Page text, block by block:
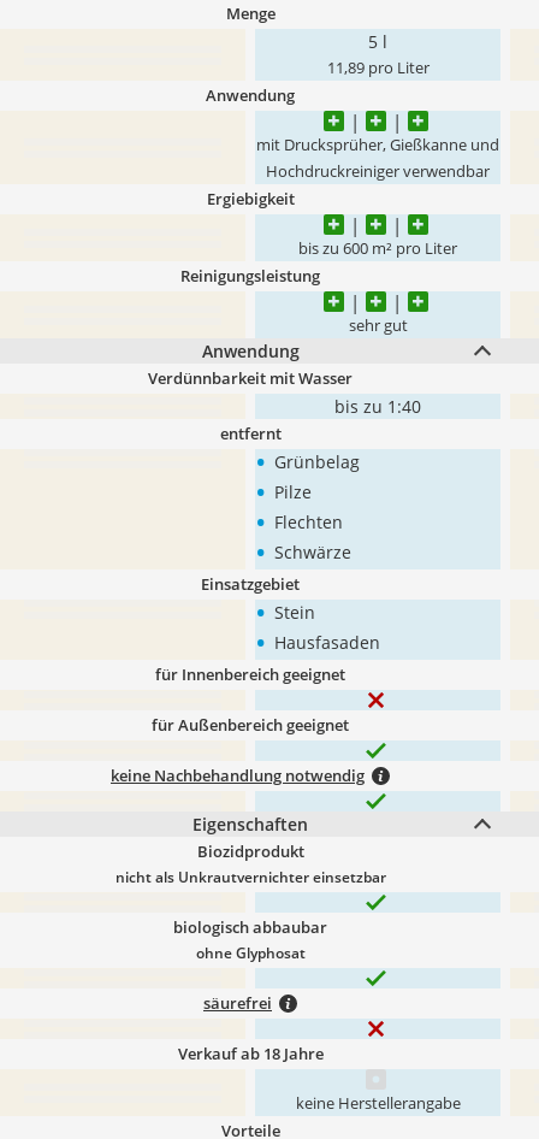
Menge
5 l
11,89 pro Liter
Anwendung
mit Drucksprüher, Gießkanne und
Hochdruckreiniger verwendbar
Ergiebigkeit
bis zu 600 m² pro Liter
Reinigungsleistung
sehr gut
Anwendung
Verdünnbarkeit mit Wasser
bis zu 1:40
entfernt
• Grünbelag
• Pilze
• Flechten
• Schwärze
Einsatzgebiet
• Stein
• Hausfasaden
für Innenbereich geeignet
für Außenbereich geeignet
keine Nachbehandlung notwendig
Eigenschaften
Biozidprodukt
nicht als Unkrautvernichter einsetzbar
biologisch abbaubar
ohne Glyphosat
säurefrei
Verkauf ab 18 Jahre
keine Herstellerangabe
Vorteile